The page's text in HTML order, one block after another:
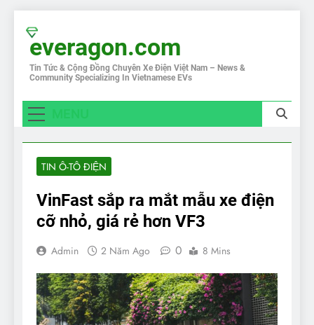
content
everagon.com
Tin Tức & Cộng Đồng Chuyên Xe Điện Việt Nam – News &
Community Specializing In Vietnamese EVs
TIN Ô-TÔ ĐIỆN
VinFast sắp ra mắt mẫu xe điện
cỡ nhỏ, giá rẻ hơn VF3
Admin 2 Năm Ago 0 8 Mins